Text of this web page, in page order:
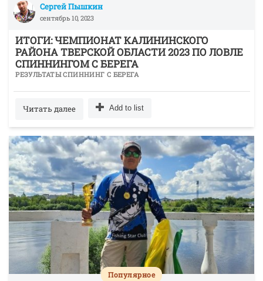
Сергей Пышкин
сентябрь 10, 2023
ИТОГИ: ЧЕМПИОНАТ КАЛИНИНСКОГО
РАЙОНА ТВЕРСКОЙ ОБЛАСТИ 2023 ПО ЛОВЛЕ
СПИННИНГОМ С БЕРЕГА
РЕЗУЛЬТАТЫ СПИННИНГ С БЕРЕГА
Читать далее Add to list
Популярное